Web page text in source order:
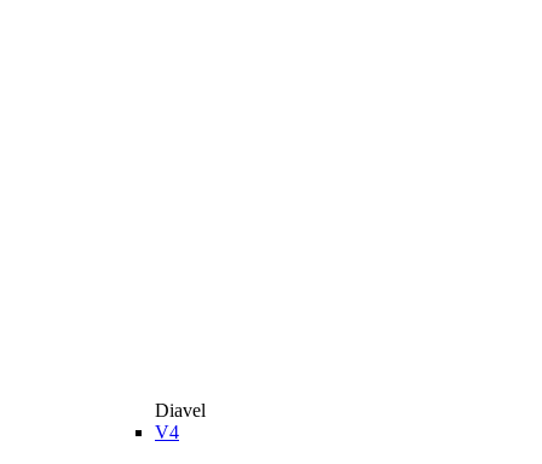
Diavel
V4